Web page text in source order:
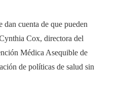
dan cuenta de que pueden
Cox, directora del
Médica Asequible de
de políticas de salud sin